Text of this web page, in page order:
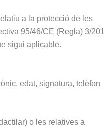
a la protecció de les
95/46/CE (Regla) 3/
sigui aplicable.
edat, signatura, telèfon
o les relatives a